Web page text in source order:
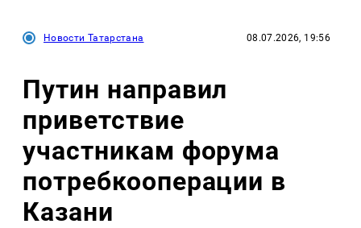
Новости Татарстана 08.07.2026, 19:56
Путин направил
приветствие
участникам форума
потребкооперации в
Казани